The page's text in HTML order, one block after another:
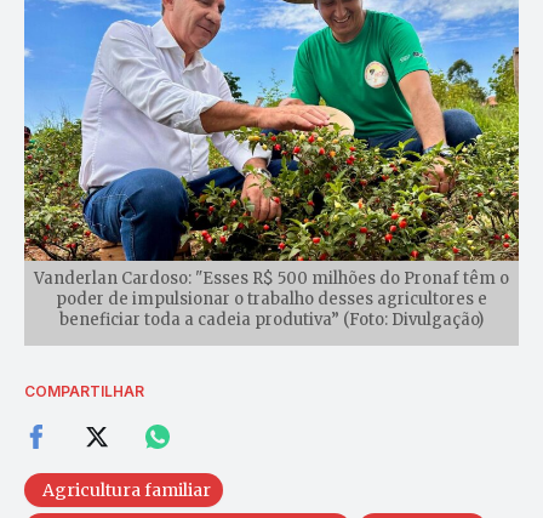
Vanderlan Cardoso: "Esses R$ 500 milhões do Pronaf têm o
poder de impulsionar o trabalho desses agricultores e
beneficiar toda a cadeia produtiva” (Foto: Divulgação)
COMPARTILHAR
Agricultura familiar